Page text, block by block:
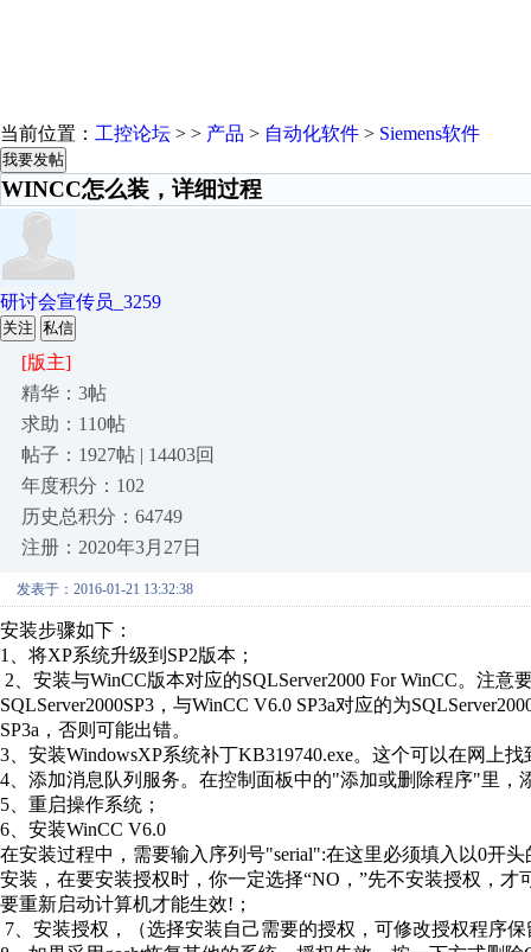
当前位置： 工控论坛 > > 产品 > 自动化软件 > Siemens软件
我要发帖
WINCC怎么装，详细过程
研讨会宣传员_3259
关注 私信
[版主]
精华：3帖
求助：110帖
帖子：1927帖 | 14403回
年度积分：102
历史总积分：64749
注册：2020年3月27日
发表于：2016-01-21 13:32:38
安装步骤如下：
1、将XP系统升级到SP2版本；
2、安装与WinCC版本对应的SQLServer2000 For WinCC。注意
SQLServer2000SP3，与WinCC V6.0 SP3a对应的为
SP3a，否则可能出错。
3、安装WindowsXP系统补丁KB319740.exe。这个可以在网上找
4、添加消息队列服务。在控制面板中的"添加或删除程序"里，
5、重启操作系统；
6、安装WinCC V6.0
在安装过程中，需要输入序列号"serial":在这里必须填入以0开
安装，在要安装授权时，你一定选择“NO，”先不安装授权，
要重新启动计算机才能生效!；
7、安装授权，（选择安装自己需要的授权，可修改授权程序